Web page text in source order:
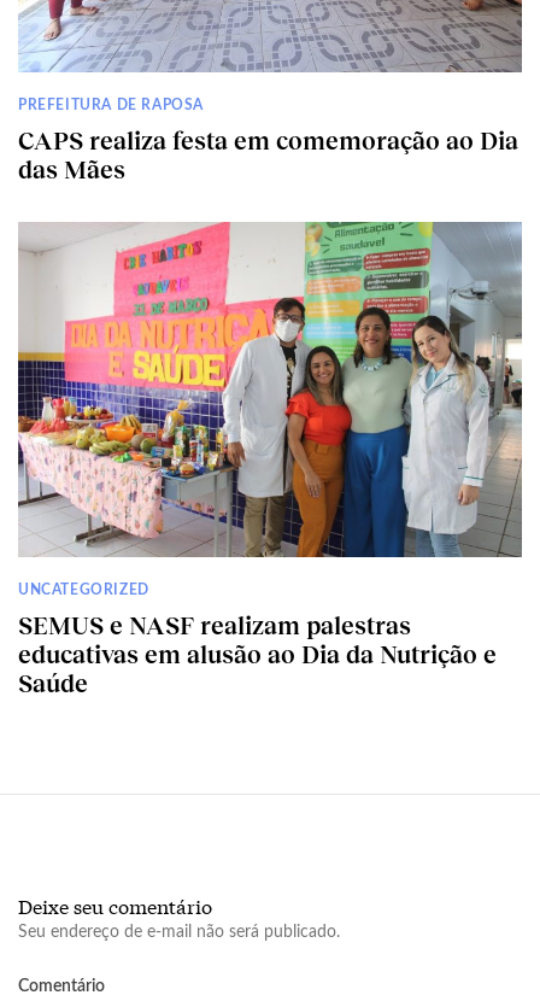
PREFEITURA DE RAPOSA
CAPS realiza festa em comemoração ao Dia
das Mães
UNCATEGORIZED
SEMUS e NASF realizam palestras
educativas em alusão ao Dia da Nutrição e
Saúde
Deixe seu comentário
Seu endereço de e-mail não será publicado.
Comentário